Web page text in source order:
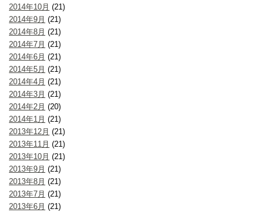
2014年10月 (21)
2014年9月 (21)
2014年8月 (21)
2014年7月 (21)
2014年6月 (21)
2014年5月 (21)
2014年4月 (21)
2014年3月 (21)
2014年2月 (20)
2014年1月 (21)
2013年12月 (21)
2013年11月 (21)
2013年10月 (21)
2013年9月 (21)
2013年8月 (21)
2013年7月 (21)
2013年6月 (21)